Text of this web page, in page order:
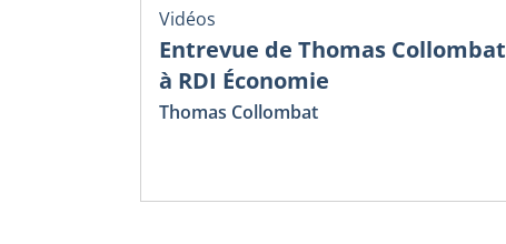
Vidéos
Entrevue de Thomas Collombat
à RDI Économie
Thomas Collombat